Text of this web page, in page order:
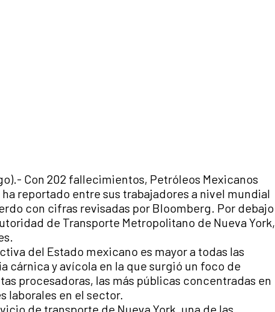
Con 202 fallecimientos, Petróleos Mexicanos
reportado entre sus trabajadores a nivel mundial
con cifras revisadas por Bloomberg. Por debajo
de Transporte Metropolitano de Nueva York,
del Estado mexicano es mayor a todas las
cárnica y avícola en la que surgió un foco de
procesadoras, las más públicas concentradas en
laborales en el sector.
de transporte de Nueva York, una de las